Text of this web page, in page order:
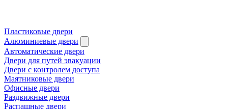
Пластиковые двери
Алюминиевые двери
Автоматические двери
Двери для путей эвакуации
Двери с контролем доступа
Маятниковые двери
Офисные двери
Раздвижные двери
Распашные двери